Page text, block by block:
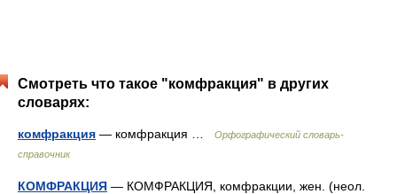
Смотреть что такое "комфракция" в других
словарях:
комфракция — комфракция …
Орфографический словарь-
справочник
КОМФРАКЦИЯ — КОМФРАКЦИЯ, комфракции, жен. (неол.